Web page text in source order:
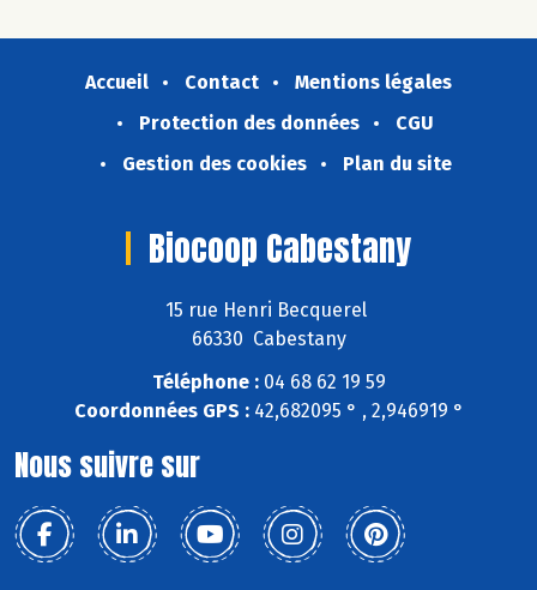
Accueil Contact
Mentions légales
Protection des données
CGU
Gestion des cookies
Plan du site
Biocoop Cabestany
15 rue Henri Becquerel
66330 Cabestany
Téléphone :04 68 62 19 59
Coordonnées GPS :42,682095 ° , 2,946919 °
Nous suivre sur